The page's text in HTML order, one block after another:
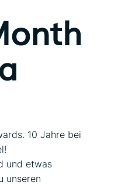
10 Jahre bei
und etwas
unseren